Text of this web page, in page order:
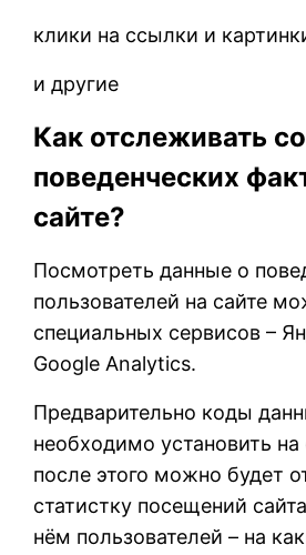
клики на ссылки и
и другие
Как отслеживать
поведенческих
сайте?
Посмотреть данные о
пользователей на сайте
специальных сервисов –
Google Analytics.
Предварительно коды
необходимо установить на
после этого можно будет
статистку посещений
нём пользователей – на